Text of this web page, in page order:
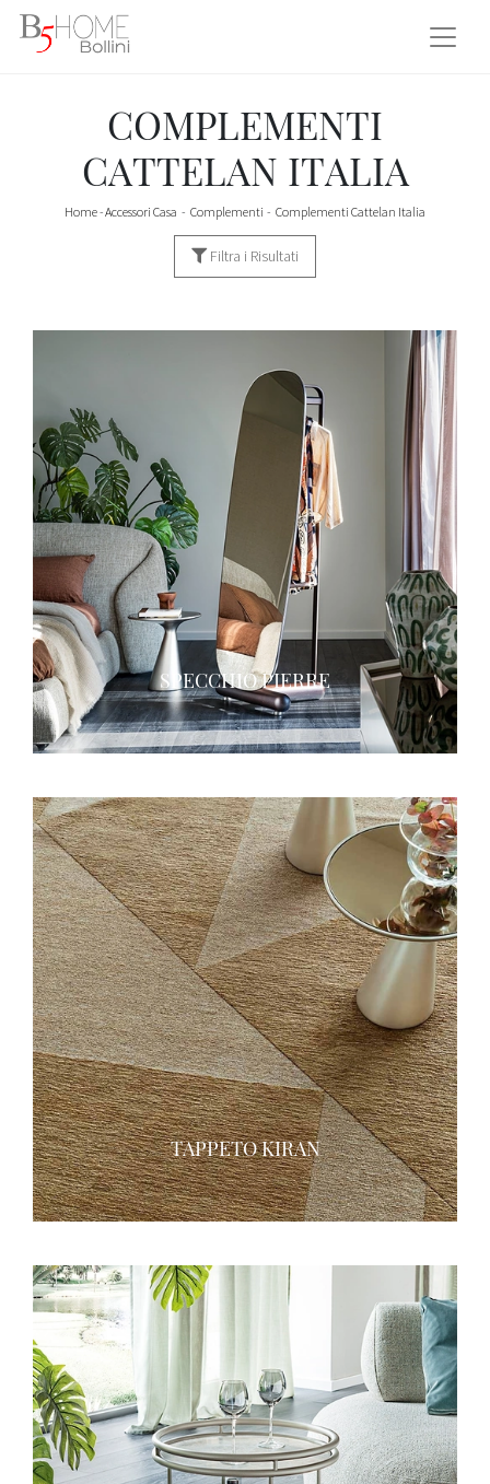
COMPLEMENTI
CATTELAN ITALIA
Home-Accessori Casa - Complementi - Complementi Cattelan Italia
Filtra i Risultati
SPECCHIO PIERRE
TAPPETO KIRAN